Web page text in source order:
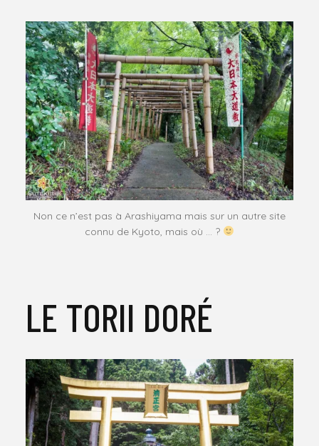
Non ce n’est pas à Arashiyama mais sur un autre site
connu de Kyoto, mais où … ?
LE TORII DORÉ